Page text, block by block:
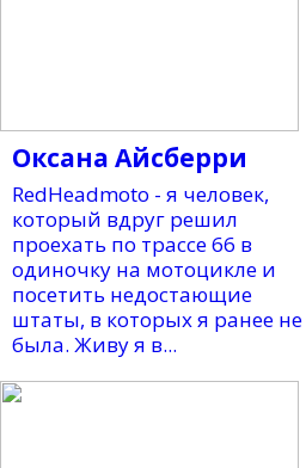
Оксана Айсберри
RedHeadmoto - я человек,
который вдруг решил
проехать по трассе 66 в
одиночку на мотоцикле и
посетить недостающие
штаты, в которых я ранее не
была. Живу я в...